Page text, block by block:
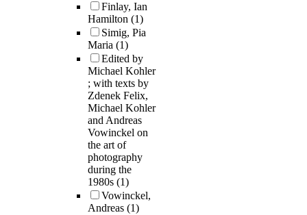
Finlay, Ian
Hamilton (1)
Simig, Pia
Maria (1)
Edited by
Michael Kohler
; with texts by
Zdenek Felix,
Michael Kohler
and Andreas
Vowinckel on
the art of
photography
during the
1980s (1)
Vowinckel,
Andreas (1)